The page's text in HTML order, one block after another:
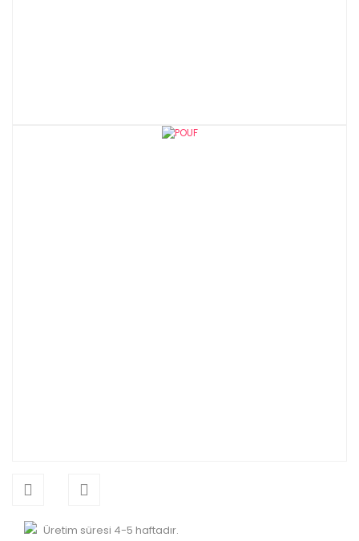
Üretim süresi 4-5 haftadır.